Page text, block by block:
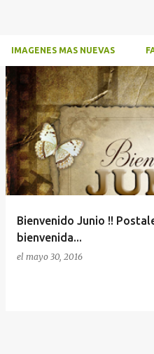
IMAGENES MAS NUEVAS
E
n
t
r
a
d
Bienvenido Junio !!
bienvenida...
el mayo 30, 2016